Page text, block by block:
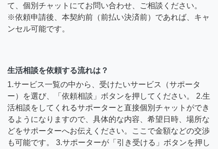
て、個別チャットにてお問い合わせ、ご相談ください。
※依頼申請後、本契約前（前払い決済前）であれば、キャ
ンセル可能です。
生活相談を依頼する流れは？
1.サービス一覧の中から、受けたいサービス（サポータ
ー）を選び、「依頼相談」ボタンを押してください。 2.生
活相談をしてくれるサポーターと直接個別チャットができ
るようになりますので、具体的な内容、希望日時、場所な
どをサポーターへお伝えください。ここで金額などの交渉
も可能です。 3.サポーターが「引き受ける」ボタンを押し